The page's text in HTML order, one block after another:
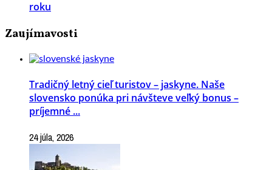
roku
Zaujímavosti
Tradičný letný cieľ turistov – jaskyne. Naše
slovensko ponúka pri návšteve veľký bonus –
príjemné ...
24 júla, 2026